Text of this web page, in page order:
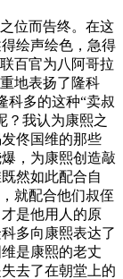
位而告终。在这
绘声绘色，急得
百官为八阿哥拉
地表扬了隆科
科多的这种“卖叔
？我认为康熙之
佟国维的那些
，为康熙创造敲
然如此配合自
就配合他们叔侄
是他用人的原
多向康熙表达了
是康熙的老丈
去了在朝堂上的